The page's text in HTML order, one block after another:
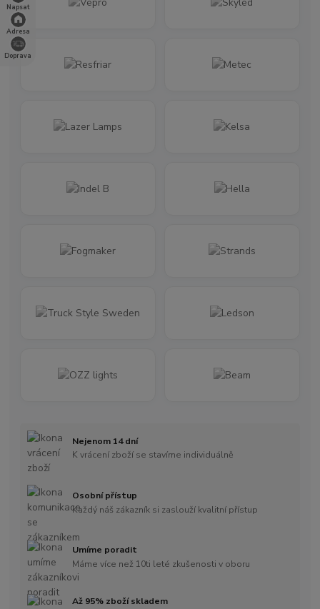
Napsat
Adresa
Doprava
Nejenom 14 dní
K vrácení zboží se stavíme individuálně
Osobní přístup
Každý náš zákazník si zaslouží kvalitní přístup
Umíme poradit
Máme více než 10ti leté zkušenosti v oboru
Až 95% zboží skladem